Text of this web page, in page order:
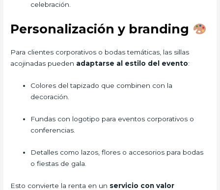
celebración.
Personalización y branding
Para clientes corporativos o bodas temáticas, las sillas
acojinadas pueden adaptarse al estilo del evento:
Colores del tapizado que combinen con la
decoración.
Fundas con logotipo para eventos corporativos o
conferencias.
Detalles como lazos, flores o accesorios para bodas
o fiestas de gala.
Esto convierte la renta en un servicio con valor